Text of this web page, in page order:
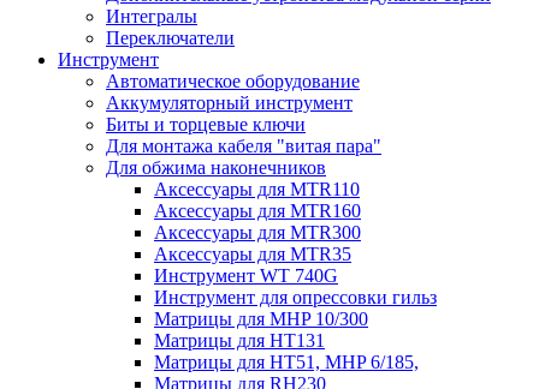
Интегралы
Переключатели
Инструмент
Автоматическое оборудование
Аккумуляторный инструмент
Биты и торцевые ключи
Для монтажа кабеля "витая пара"
Для обжима наконечников
Аксессуары для MTR110
Аксессуары для MTR160
Аксессуары для MTR300
Аксессуары для MTR35
Инструмент WT 740G
Инструмент для опрессовки гильз
Матрицы для MHP 10/300
Матрицы для НТ131
Матрицы для НТ51, MHP 6/185,
Матрицы для RH230